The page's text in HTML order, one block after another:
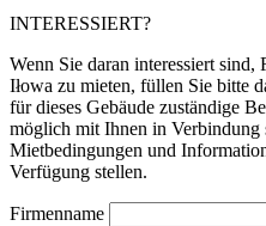
INTERESSIERT?
Wenn Sie daran interessiert
Iłowa zu mieten, füllen Sie bitte
für dieses Gebäude zuständige
möglich mit Ihnen in Verbindung
Mietbedingungen und
Verfügung stellen.
Firmenname